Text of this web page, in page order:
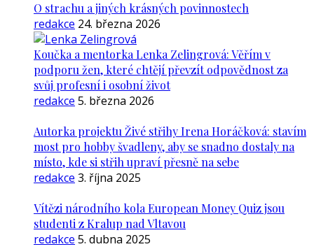
O strachu a jiných krásných povinnostech
redakce 24. března 2026
Koučka a mentorka Lenka Zelingrová: Věřím v
podporu žen, které chtějí převzít odpovědnost za
svůj profesní i osobní život
redakce 5. března 2026
Autorka projektu Živé střihy Irena Horáčková: stavím
most pro hobby švadleny, aby se snadno dostaly na
místo, kde si střih upraví přesně na sebe
redakce 3. října 2025
Vítězi národního kola European Money Quiz jsou
studenti z Kralup nad Vltavou
redakce 5. dubna 2025